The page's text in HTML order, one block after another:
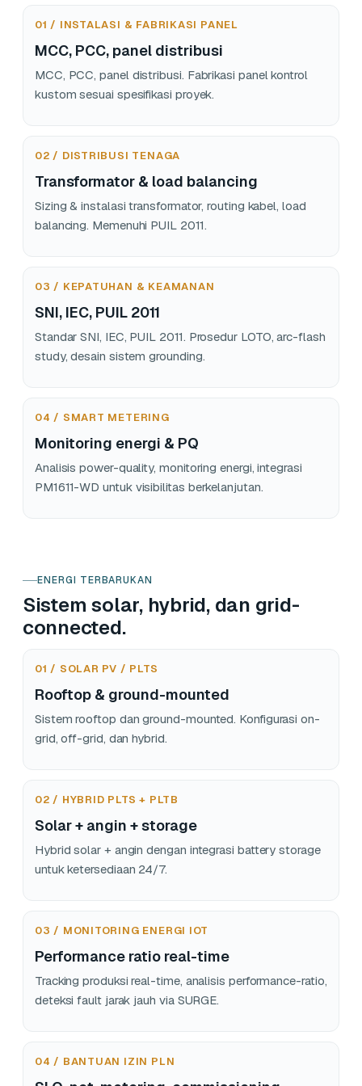
01 / INSTALASI & FABRIKASI PANEL
MCC, PCC, panel distribusi
MCC, PCC, panel distribusi. Fabrikasi panel kontrol
kustom sesuai spesifikasi proyek.
02 / DISTRIBUSI TENAGA
Transformator & load balancing
Sizing & instalasi transformator, routing kabel, load
balancing. Memenuhi PUIL 2011.
03 / KEPATUHAN & KEAMANAN
SNI, IEC, PUIL 2011
Standar SNI, IEC, PUIL 2011. Prosedur LOTO, arc-flash
study, desain sistem grounding.
04 / SMART METERING
Monitoring energi & PQ
Analisis power-quality, monitoring energi, integrasi
PM1611-WD untuk visibilitas berkelanjutan.
ENERGI TERBARUKAN
Sistem solar, hybrid, dan grid-
connected.
01 / SOLAR PV / PLTS
Rooftop & ground-mounted
Sistem rooftop dan ground-mounted. Konfigurasi on-
grid, off-grid, dan hybrid.
02 / HYBRID PLTS + PLTB
Solar + angin + storage
Hybrid solar + angin dengan integrasi battery storage
untuk ketersediaan 24/7.
03 / MONITORING ENERGI IOT
Performance ratio real-time
Tracking produksi real-time, analisis performance-ratio,
deteksi fault jarak jauh via SURGE.
04 / BANTUAN IZIN PLN